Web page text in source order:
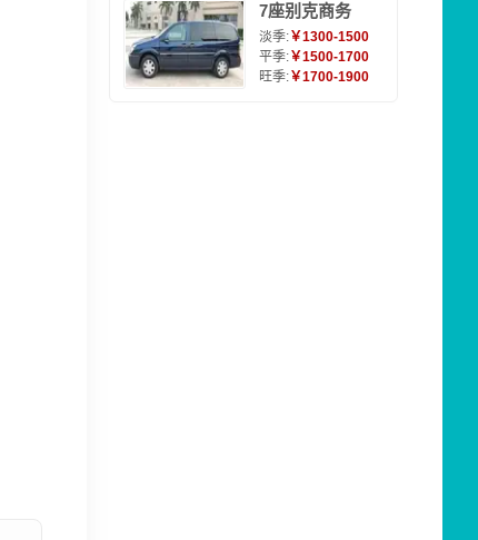
7座别克商务
淡季:￥1300-1500
平季:￥1500-1700
旺季:￥1700-1900